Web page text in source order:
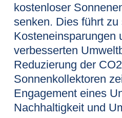
kostenloser
senken. Dies führt zu
Kosteneinsparungen
verbesserten
Reduzierung der
Sonnenkollektoren
Engagement eines
Nachhaltigkeit und